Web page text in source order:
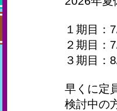
１期目：
２期目：
３期目：
早くに定
検討中の